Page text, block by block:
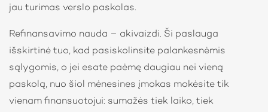
jau turimas verslo paskolas.
Refinansavimo nauda – akivaizdi. Ši paslauga
išskirtinė tuo, kad pasiskolinsite palankesnėmis
sąlygomis, o jei esate paėmę daugiau nei vieną
paskolą, nuo šiol mėnesines įmokas mokėsite tik
vienam finansuotojui: sumažės tiek laiko, tiek